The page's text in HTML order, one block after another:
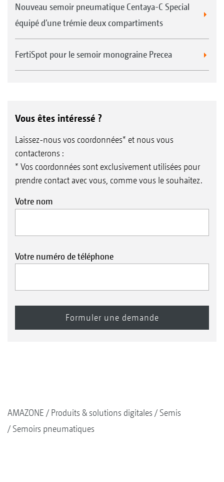
Nouveau semoir pneumatique Centaya-C Special
équipé d’une trémie deux compartiments
FertiSpot pour le semoir monograine Precea
Vous êtes intéressé ?
Laissez-nous vos coordonnées* et nous vous
contacterons :
* Vos coordonnées sont exclusivement utilisées pour
prendre contact avec vous, comme vous le souhaitez.
Votre nom
Votre numéro de téléphone
AMAZONE Produits & solutions digitales
Semis
Semoirs pneumatiques